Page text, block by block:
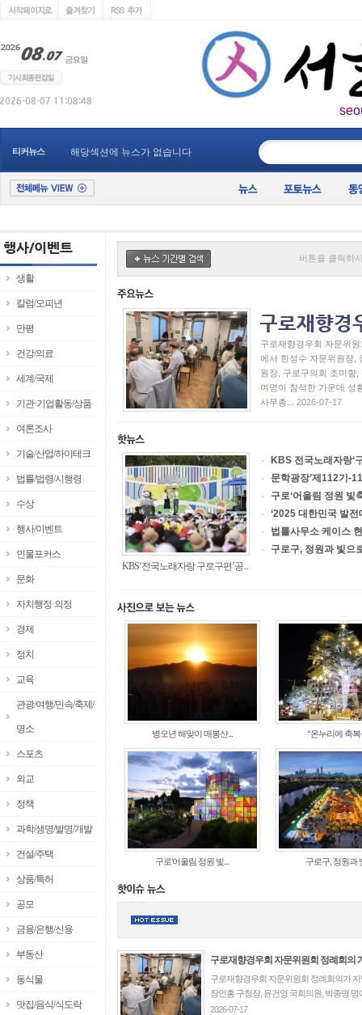
티커뉴스 해당섹션에 뉴스가 없습니다
생활
칼럼/오피년
만평
건강/의료
세계/국제
기관·기업활동/상품
여론조사
기술/산업/하이테크
법률/법령/시행령
수상
행사/이벤트
인물포커스
문화
자치행정·의정
경제
정치
교육
관광/여행/민속/축제/
명소
스포츠
외교
정책
과학/생명/발명/개발
건설/주택
상품/특허
공모
금융/은행/신용
부동산
동식물
맛집/음식/식도락
버튼을 클릭하
구로재향경우회 자문위
에서 한성수 자문위원장,
원장, 구로구의회 조미향
여명이 참석한 가운데 성
사무총...
2026-07-17
KBS‘전국노래자랑 구로구편’공...
KBS 전국노래자랑‘
문학광장’제112기-
구로‘어울림 정원 빛
‘2025 대한민국 발전
법률사무소 케이스
구로구, 정원과 빛으
병오년 해맞이 매봉산... “온누리에 축복
구로‘어울림 정원 빛... 구로구, 정원과
구로재향경우회 자문위원회 정례회의
구로재향경우회 자문위원회 정례회의가
장인홍 구청장, 윤건영 국회의원, 박종명
2026-07-17